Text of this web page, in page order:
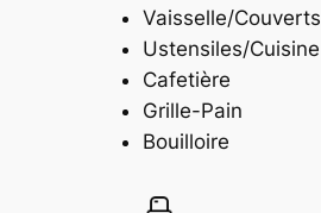
Vaisselle/Couverts
Ustensiles/Cuisine
Cafetière
Grille-Pain
Bouilloire